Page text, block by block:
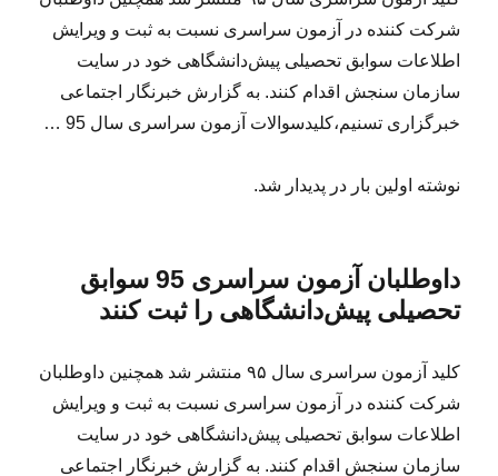
شرکت کننده در آزمون سراسری نسبت به ثبت و ویرایش
اطلاعات سوابق تحصیلی پیش‌دانشگاهی خود در سایت
سازمان سنجش اقدام کنند. به گزارش خبرنگار اجتماعی
خبرگزاری تسنیم،کلیدسوالات آزمون سراسری سال 95 …
نوشته اولین بار در پدیدار شد.
داوطلبان آزمون سراسری 95 سوابق
تحصیلی پیش‌دانشگاهی را ثبت کنند
کلید آزمون سراسری سال ۹۵ منتشر شد همچنین داوطلبان
شرکت کننده در آزمون سراسری نسبت به ثبت و ویرایش
اطلاعات سوابق تحصیلی پیش‌دانشگاهی خود در سایت
سازمان سنجش اقدام کنند. به گزارش خبرنگار اجتماعی